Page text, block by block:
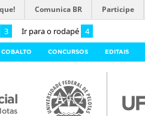
3 Ir para o rodapé 4
Comunica BR Participe
COBALTO CONCURSOS EDITAIS